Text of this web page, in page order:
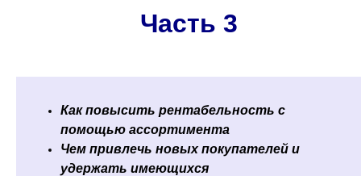
Часть 3
Как повысить рентабельность с
помощью ассортимента
Чем привлечь новых покупателей и
удержать имеющихся